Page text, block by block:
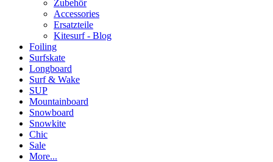
Zubehör
Accessories
Ersatzteile
Kitesurf - Blog
Foiling
Surfskate
Longboard
Surf & Wake
SUP
Mountainboard
Snowboard
Snowkite
Chic
Sale
More...